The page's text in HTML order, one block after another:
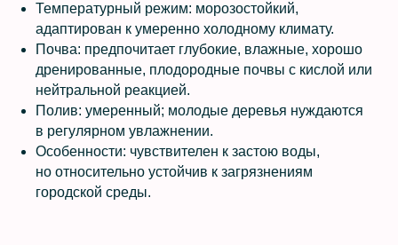
Температурный режим: морозостойкий,
адаптирован к умеренно холодному климату.
Почва: предпочитает глубокие, влажные, хорошо
дренированные, плодородные почвы с кислой или
нейтральной реакцией.
Полив: умеренный; молодые деревья нуждаются
в регулярном увлажнении.
Особенности: чувствителен к застою воды,
но относительно устойчив к загрязнениям
городской среды.